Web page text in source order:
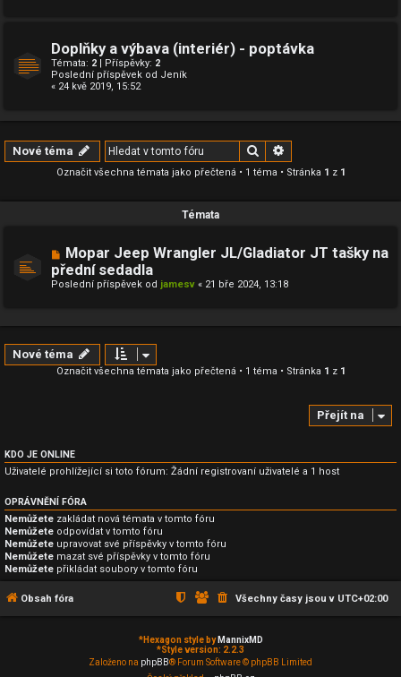
Doplňky a výbava (interiér) - poptávka
Témata: 2 | Příspěvky: 2
Poslední příspěvek od Jeník
« 24 kvě 2019, 15:52
Nové téma Hledat
Označit všechna témata jako přečtená • 1 téma • Stránka 1 z 1
Témata
Mopar Jeep Wrangler JL/Gladiator JT tašky na
přední sedadla
Poslední příspěvek od jamesv « 21 bře 2024, 13:18
Nové téma
Označit všechna témata jako přečtená • 1 téma • Stránka 1 z 1
Přejít na
KDO JE ONLINE
Uživatelé prohlížející si toto fórum: Žádní registrovaní uživatelé a 1 host
OPRÁVNĚNÍ FÓRA
Nemůžete zakládat nová témata v tomto fóru
Nemůžete odpovídat v tomto fóru
Nemůžete upravovat své příspěvky v tomto fóru
Nemůžete mazat své příspěvky v tomto fóru
Nemůžete přikládat soubory v tomto fóru
Obsah fóra Všechny časy jsou v UTC+02:00
*Hexagon style by MannixMD
*Style version: 2.2.3
Založeno na phpBB® Forum Software © phpBB Limited